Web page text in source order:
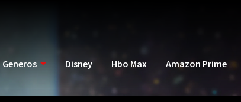
Generos Disney Hbo Max Amazon Prime